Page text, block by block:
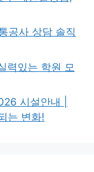
공사 상담 솔직
력있는 학원 모
시설안내 |
는 변화!